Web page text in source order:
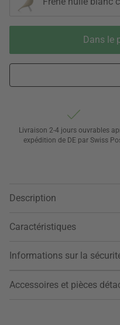
Dans le
Livraison 2-4 jours ouvrables
expédition de DE par Swiss
Description
Caractéristiques
Informations sur la
Accessoires et pièces